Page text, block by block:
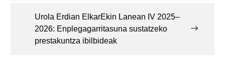
Urola Erdian ElkarEkin Lanean IV 2025–
2026: Enplegagarritasuna sustatzeko
prestakuntza ibilbideak